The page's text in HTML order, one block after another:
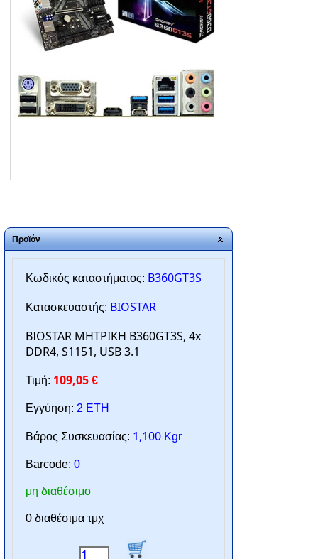
ΑΡΧΙΚΗ
ΠΟΙΟΙ ΕΙΜΑΣΤΕ
SERVICE
Προϊόν
Κωδικός καταστήματος: B360GT3S
Κατασκευαστής: BIOSTAR
BIOSTAR ΜΗΤΡΙΚΗ B360GT3S, 4x
DDR4, S1151, USB 3.1
Τιμή: 109,05 €
Εγγύηση: 2 ΕΤΗ
Βάρος Συσκευασίας: 1,100 Kgr
Barcode: 0
μη διαθέσιμο
0 διαθέσιμα τμχ